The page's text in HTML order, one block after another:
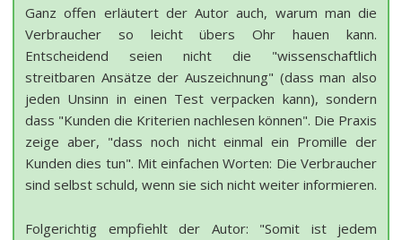
Ganz offen erläutert der Autor auch, warum man die
Verbraucher so leicht übers Ohr hauen kann.
Entscheidend seien nicht die "wissenschaftlich
streitbaren Ansätze der Auszeichnung" (dass man also
jeden Unsinn in einen Test verpacken kann), sondern
dass "Kunden die Kriterien nachlesen können". Die Praxis
zeige aber, "dass noch nicht einmal ein Promille der
Kunden dies tun". Mit einfachen Worten: Die Verbraucher
sind selbst schuld, wenn sie sich nicht weiter informieren.
Folgerichtig empfiehlt der Autor: "Somit ist jedem